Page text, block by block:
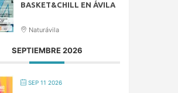
BASKET&CHILL EN ÁVILA
Naturávila
SEPTIEMBRE 2026
SEP 11 2026